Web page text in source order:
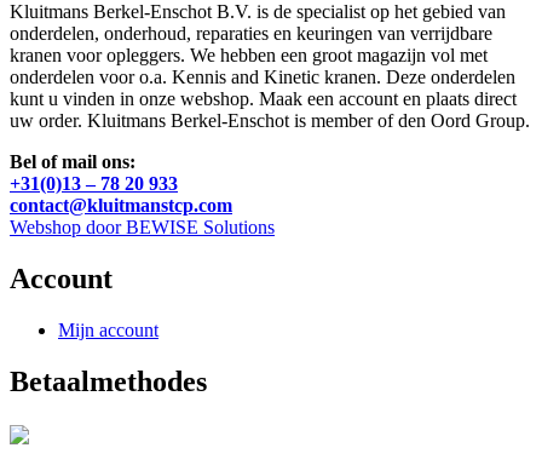
Kluitmans Berkel-Enschot B.V. is de specialist op het gebied van
onderdelen, onderhoud, reparaties en keuringen van verrijdbare
kranen voor opleggers. We hebben een groot magazijn vol met
onderdelen voor o.a. Kennis and Kinetic kranen. Deze onderdelen
kunt u vinden in onze webshop. Maak een account en plaats direct
uw order. Kluitmans Berkel-Enschot is member of den Oord Group.
Bel of mail ons:
+31(0)13 – 78 20 933
contact@kluitmanstcp.com
Webshop door BEWISE Solutions
Account
Mijn account
Betaalmethodes